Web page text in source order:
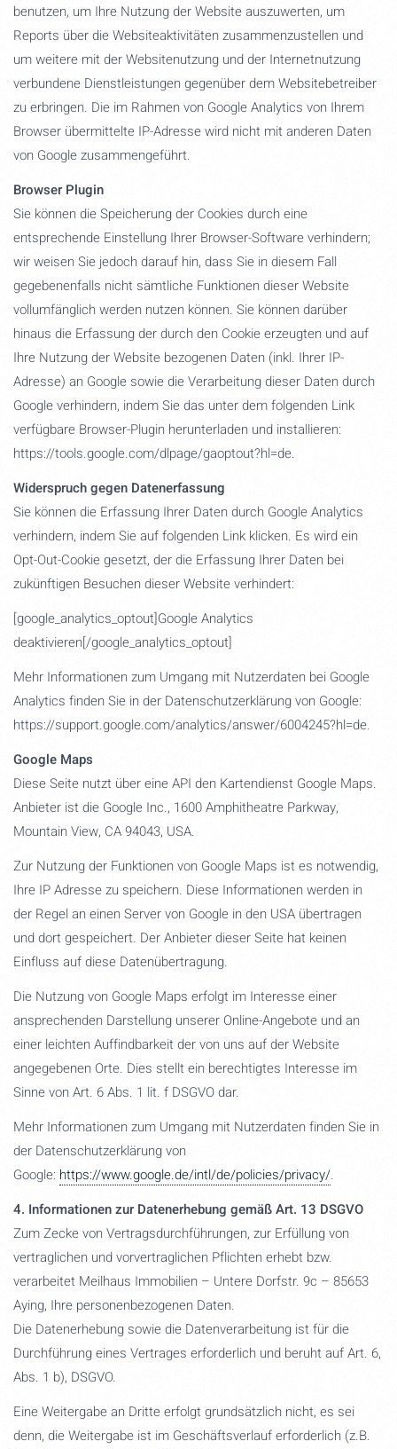
benutzen, um Ihre Nutzung der Website auszuwerten, um
Reports über die Websiteaktivitäten zusammenzustellen und
um weitere mit der Websitenutzung und der Internetnutzung
verbundene Dienstleistungen gegenüber dem Websitebetreiber
zu erbringen. Die im Rahmen von Google Analytics von Ihrem
Browser übermittelte IP-Adresse wird nicht mit anderen Daten
von Google zusammengeführt.
Browser Plugin
Sie können die Speicherung der Cookies durch eine
entsprechende Einstellung Ihrer Browser-Software verhindern;
wir weisen Sie jedoch darauf hin, dass Sie in diesem Fall
gegebenenfalls nicht sämtliche Funktionen dieser Website
vollumfänglich werden nutzen können. Sie können darüber
hinaus die Erfassung der durch den Cookie erzeugten und auf
Ihre Nutzung der Website bezogenen Daten (inkl. Ihrer IP-
Adresse) an Google sowie die Verarbeitung dieser Daten durch
Google verhindern, indem Sie das unter dem folgenden Link
verfügbare Browser-Plugin herunterladen und installieren:
https://tools.google.com/dlpage/gaoptout?hl=de.
Widerspruch gegen Datenerfassung
Sie können die Erfassung Ihrer Daten durch Google Analytics
verhindern, indem Sie auf folgenden Link klicken. Es wird ein
Opt-Out-Cookie gesetzt, der die Erfassung Ihrer Daten bei
zukünftigen Besuchen dieser Website verhindert:
[google_analytics_optout]Google Analytics
deaktivieren[/google_analytics_optout]
Mehr Informationen zum Umgang mit Nutzerdaten bei Google
Analytics finden Sie in der Datenschutzerklärung von Google:
https://support.google.com/analytics/answer/6004245?hl=de.
Google Maps
Diese Seite nutzt über eine API den Kartendienst Google Maps.
Anbieter ist die Google Inc., 1600 Amphitheatre Parkway,
Mountain View, CA 94043, USA.
Zur Nutzung der Funktionen von Google Maps ist es notwendig,
Ihre IP Adresse zu speichern. Diese Informationen werden in
der Regel an einen Server von Google in den USA übertragen
und dort gespeichert. Der Anbieter dieser Seite hat keinen
Einfluss auf diese Datenübertragung.
Die Nutzung von Google Maps erfolgt im Interesse einer
ansprechenden Darstellung unserer Online-Angebote und an
einer leichten Auffindbarkeit der von uns auf der Website
angegebenen Orte. Dies stellt ein berechtigtes Interesse im
Sinne von Art. 6 Abs. 1 lit. f DSGVO dar.
Mehr Informationen zum Umgang mit Nutzerdaten finden Sie in
der Datenschutzerklärung von
Google: https://www.google.de/intl/de/policies/privacy/.
4. Informationen zur Datenerhebung gemäß Art. 13 DSGVO
Zum Zecke von Vertragsdurchführungen, zur Erfüllung von
vertraglichen und vorvertraglichen Pflichten erhebt bzw.
verarbeitet Meilhaus Immobilien – Untere Dorfstr. 9c – 85653
Aying, Ihre personenbezogenen Daten.
Die Datenerhebung sowie die Datenverarbeitung ist für die
Durchführung eines Vertrages erforderlich und beruht auf Art. 6,
Abs. 1 b), DSGVO.
Eine Weitergabe an Dritte erfolgt grundsätzlich nicht, es sei
denn, die Weitergabe ist im Geschäftsverlauf erforderlich (z.B.